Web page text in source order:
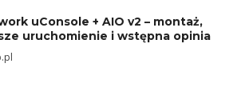
uConsole + AIO v2 – montaż,
uruchomienie i wstępna opinia